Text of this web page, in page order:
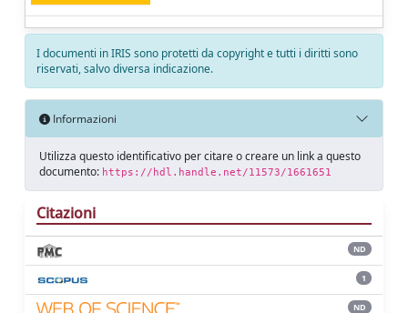
I documenti in IRIS sono protetti da copyright e tutti i diritti sono
riservati, salvo diversa indicazione.
Informazioni
Utilizza questo identificativo per citare o creare un link a questo
documento: https://hdl.handle.net/11573/1661651
Citazioni
ND
1
ND